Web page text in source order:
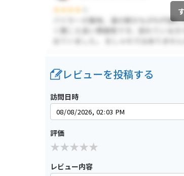
レビューを投稿する
訪問日時
評価
レビュー内容